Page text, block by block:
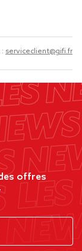
serviceclient@gifi.fr
offres